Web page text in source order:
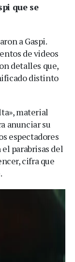
que se
a Gaspi.
de videos
detalles que,
distinto
material
anunciar su
espectadores
parabrisas del
cifra que